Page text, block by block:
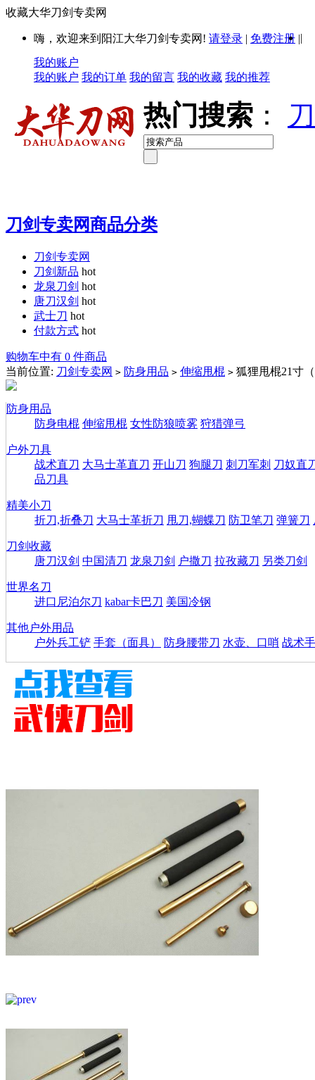
收藏大华刀剑专卖网
嗨，欢迎来到阳江大华刀剑专卖网! 请登录 | 免费注册 ||
我的账户
我的账户 我的订单 我的留言 我的收藏 我的推荐
热门搜索 ：
刀剑专卖网商品分类
刀剑专卖网
刀剑新品 hot
龙泉刀剑 hot
唐刀汉剑 hot
武士刀 hot
付款方式 hot
购物车中有 0 件商品
当前位置: 刀剑专卖网 > 防身用品 > 伸缩甩棍 > 狐狸甩棍21寸
防身用品
防身电棍 伸缩甩棍 女性防狼喷雾 狩猎弹弓
户外刀具
战术直刀 大马士革直刀 开山刀 狗腿刀 刺刀军刺 刀奴直
品刀具
精美小刀
折刀,折叠刀 大马士革折刀 甩刀,蝴蝶刀 防卫笔刀 弹簧刀
刀剑收藏
唐刀汉剑 中国清刀 龙泉刀剑 户撒刀 拉孜藏刀 另类刀剑
世界名刀
进口尼泊尔刀 kabar卡巴刀 美国冷钢
其他户外用品
户外兵工铲 手套（面具） 防身腰带刀 水壶、口哨 战术